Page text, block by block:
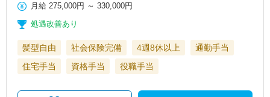
月給 275,000円 ～330,000円
処遇改善あり
髪型自由 社会保険完備 4週8休以上
通勤手当
住宅手当
資格手当 役職手当